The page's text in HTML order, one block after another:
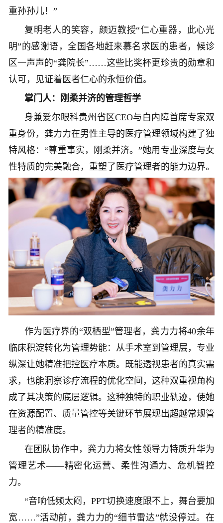
重孙孙儿！”
复明老人的笑容，颜迈教授“仁心重器，此心光
明”的感谢语，全国各地赶来慕名求医的患者，候诊
区一声声的“龚院长”……这些比奖杯更珍贵的勋章和
认可，见证着医者仁心的永恒价值。
掌门人：刚柔并济的管理哲学
身兼爱尔眼科贵州省区CEO与白内障首席专家双
重身份，龚力力在男性主导的医疗管理领域构建了独
特风格：“尊重事实，刚柔并济。”她用专业深度与女
性特质的完美融合，重塑了医疗管理者的能力边界。
作为医疗界的“双栖型”管理者，龚力力将40余年
临床积淀转化为管理势能：从手术室到管理层，专业
纵深让她精准把控医疗本质。既能透视患者的真实需
求，也能洞察诊疗流程的优化空间，这种双重视角构
成了其决策的底层逻辑。这种独特的职业轨迹，使她
在资源配置、质量管控等关键环节展现出超越常规管
理者的精准度。
在团队协作中，龚力力将女性领导力特质升华为
管理艺术——精密化运营、柔性沟通力、危机智控
力。
“音响低频太闷，PPT切换速度跟不上，舞台要加
宽……”活动前，龚力力的“细节雷达”就没停过。在